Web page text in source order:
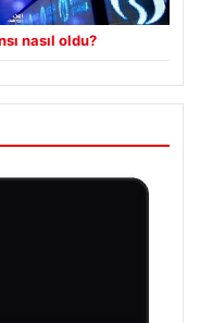
nasıl oldu?